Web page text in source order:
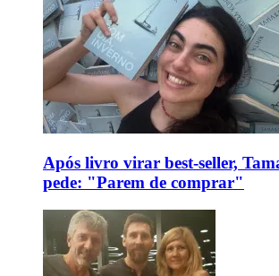
Após livro virar best-seller,
pede: "Parem de comprar"